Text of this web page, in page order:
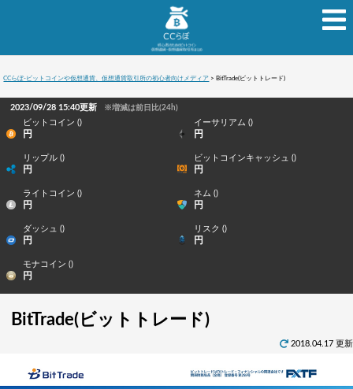
CCらぼ-ビットコインや仮想通貨、仮想通貨取引所の初心者向けメディア > BitTrade(ビットトレード)
2023/09/28 15:40更新 ※増減は前日比(24h)
ビットコイン ()
円
イーサリアム ()
円
リップル ()
円
ビットコインキャッシュ ()
円
ライトコイン ()
円
ネム ()
円
ダッシュ ()
円
リスク ()
円
モナコイン ()
円
BitTrade(ビットトレード)
2018.04.17 更新